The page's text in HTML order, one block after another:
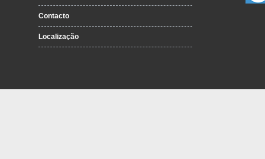
Contacto
Localização